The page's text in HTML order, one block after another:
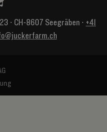
⋅ CH-8607 Seegräben ⋅ +41